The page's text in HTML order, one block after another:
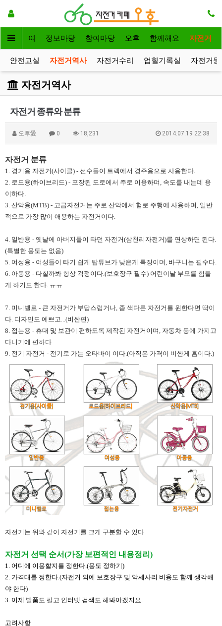
전거대여 정보마당 참여마당 오후 함께해요 자전거
안전교실 자전거역사 자전거수리 업힐기록실 자전거
자전거역사
자전거 종류와 분류
오후愛 0 18,231 2014.07.19 22:38
자전거 분류​
1. 경기용 자전거(사이클) - 선수들이 트렉에서 경주용으로 사용한다.
2.​ 로드용(하이브리드) - 포장된 도로에서 주로 이용하며, 속도를 내는데 용
이하다.
3. 산악용(MTB) - 고급자전거는 주로 산악에서 험로 주행에 사용하며, 일반
적으로 가장 많이 애용하는 자전거이다.
4. 일반용 - 옛날에 아버지들이 타던 자전거(삼천리자전거)를 연상하면 된다.
(특별한 용도는 없음)
5. 여성용 - 여성들이 타기 쉽게 탑튜브가 낮은게 특징이며, 바구니는 필수다.
6. 아동용 - 다칠까봐 항상 걱정이다.(보호장구 필수) 어린이날 부모를 힘들
게 하기도 한다. ㅠㅠ
7. 미니벨로 - 큰 자전거가 부담스럽거나, 좀 색다른 자전거를 원한다면 딱이
다. 디자인도 예쁘고...(비싼편)
8. 접는용 - 휴대 및 보관이 편하도록 제작된 자전거이며, 자동차 등에 가지고
다니기에 편하다.
9. 전기 자전거 - 전기로 가는 오타바이 이다.(아직은 가격이 비싼게 흠이다.)
자전거는 위와 같이 자전거를 크게 구분할 수 있다.
자전거 선택 순서(가장 보편적인 내용정리)​
​1. 어디에 이용할지를 정한다.(용도 정하기)
2. 가격대를 정한다.(자전거 외에 보호장구 및 악세사리 비용도 함께 생각해
야 한다)
3. 이제 발품도 팔고 인터넷 검색도 해봐야겠지요.
고려사항